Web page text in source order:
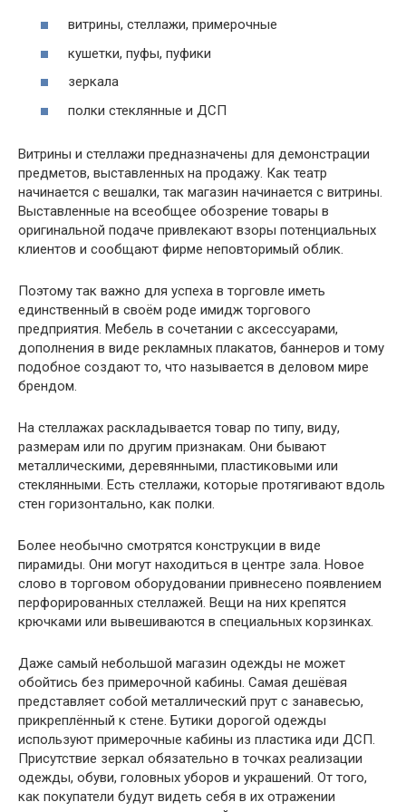
витрины, стеллажи, примерочные
кушетки, пуфы, пуфики
зеркала
полки стеклянные и ДСП
Витрины и стеллажи предназначены для демонстрации
предметов, выставленных на продажу. Как театр
начинается с вешалки, так магазин начинается с витрины.
Выставленные на всеобщее обозрение товары в
оригинальной подаче привлекают взоры потенциальных
клиентов и сообщают фирме неповторимый облик.
Поэтому так важно для успеха в торговле иметь
единственный в своём роде имидж торгового
предприятия. Мебель в сочетании с аксессуарами,
дополнения в виде рекламных плакатов, баннеров и тому
подобное создают то, что называется в деловом мире
брендом.
На стеллажах раскладывается товар по типу, виду,
размерам или по другим признакам. Они бывают
металлическими, деревянными, пластиковыми или
стеклянными. Есть стеллажи, которые протягивают вдоль
стен горизонтально, как полки.
Более необычно смотрятся конструкции в виде
пирамиды. Они могут находиться в центре зала. Новое
слово в торговом оборудовании привнесено появлением
перфорированных стеллажей. Вещи на них крепятся
крючками или вывешиваются в специальных корзинках.
Даже самый небольшой магазин одежды не может
обойтись без примерочной кабины. Самая дешёвая
представляет собой металлический прут с занавесью,
прикреплённый к стене. Бутики дорогой одежды
используют примерочные кабины из пластика иди ДСП.
Присутствие зеркал обязательно в точках реализации
одежды, обуви, головных уборов и украшений. От того,
как покупатели будут видеть себя в их отражении